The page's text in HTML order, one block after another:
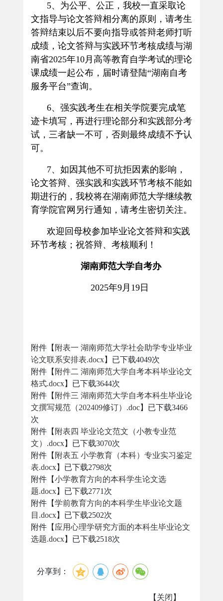
5、 为公平、公正，我校一直采取论
文指导与论文答辩相分离的原则，请考生
答辩结束以后不要向指导或答辩老师打听
成绩，论文答辩与实践环节考核成绩与湖
南省2025年10月高等教育自学考试的理论
课成绩一起公布，届时请登陆“湖南自考
服务平台”查询。
6、强实践考生在相关学院要完成笔
迹卡填写，再进行理论部分和实践部分考
试，三者缺一不可，否则最终成绩不予认
可。
7、 如因其他不可抗拒因素的影响，
论文答辩、强实践和实践环节考核不能如
期进行的，我校将在湖南师范大学继续教
育学院官网另行通知，请考生密切关注。
欢迎回母校参加毕业论文答辩和实践
环节考核；祝答辩、考核顺利！
湖南师范大学自考办
2025年9月 19日
附件【 附表一 湖南师范大学社会助学专业毕业
论文联系安排表.docx】已下载4049次
附件【 附件二 湖南师范大学自考本科毕业论文
格式.docx】已下载3644次
附件【 附件三 湖南师范大学自考本科生毕业论
文撰写规范（202409修订）.doc】已下载3466
次
附件【 附表四 毕业论文范文（小教专业范
文）.docx】已下载3070次
附件【 附表五 小学教育（本科）专业实习鉴定
表.docx】已下载2798次
附件【小学教育方向的本科学生论文选
题.docx】已下载2771 次
附件【学前教育方向的本科学生毕业论文题
目.docx】已下载2502次
附件【 应用心理学研究方面的本科生毕业论文
选题.docx】已下载2518次
分享到：
【 关闭 】